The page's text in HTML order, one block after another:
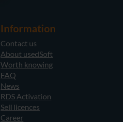
Information
Contact us
About usedSoft
Worth knowing
FAQ
News
RDS Activation
Sell licences
Career